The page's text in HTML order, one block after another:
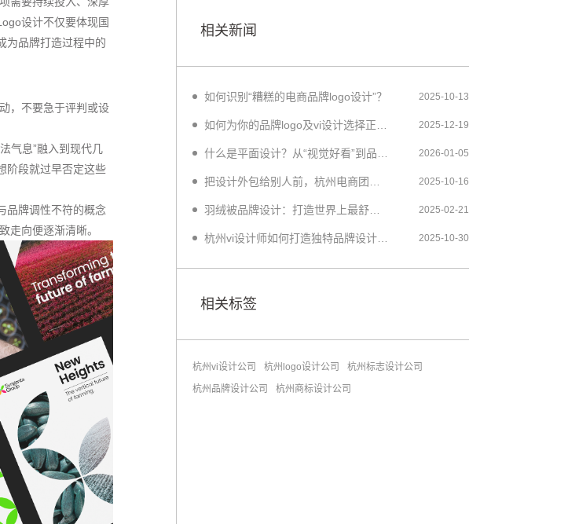
设计不仅要体现国
为品牌打造过程中的
，不要急于评判或设
气息”融入到现代几
阶段就过早否定这些
品牌调性不符的概念
走向便逐渐清晰。
相关新闻
如何识别“糟糕的电商品牌logo设计”？ 2025-10-13
2025-12-19
2026-01-05
2025-10-16
羽绒被品牌设计：打造世界上最舒适的睡眠体验 2025-02-21
杭州vi设计师如何打造独特品牌设计资源 2025-10-30
相关标签
杭州vi设计公司 杭州logo设计公司
杭州标志设计公司
杭州品牌设计公司
杭州商标设计公司